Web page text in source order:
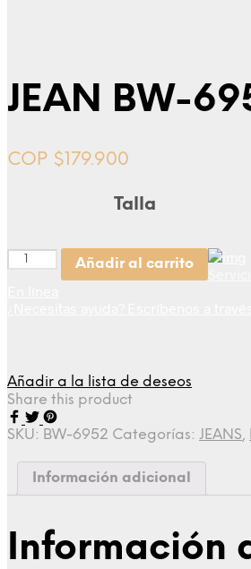
JEAN BW-
COP $179.900
Talla
Cantidad
Añadir al carrito
Añadir a la lista de deseos
Share this product
SKU: BW-6952 Categorías: JEANS,
Información adicional
Información